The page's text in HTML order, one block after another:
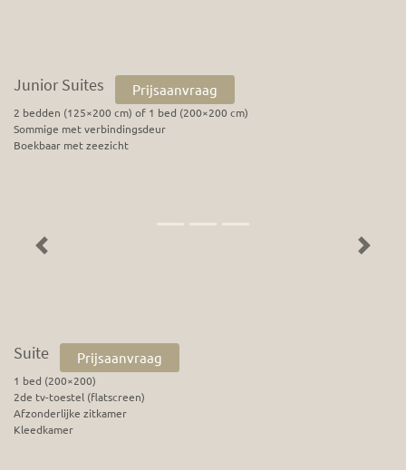
Junior Suites Prijsaanvraag
2 bedden (125×200 cm) of 1 bed (200×200 cm)
Sommige met verbindingsdeur
Boekbaar met zeezicht
Previous Next
Suite Prijsaanvraag
1 bed (200×200)
2de tv-toestel (flatscreen)
Afzonderlijke zitkamer
Kleedkamer